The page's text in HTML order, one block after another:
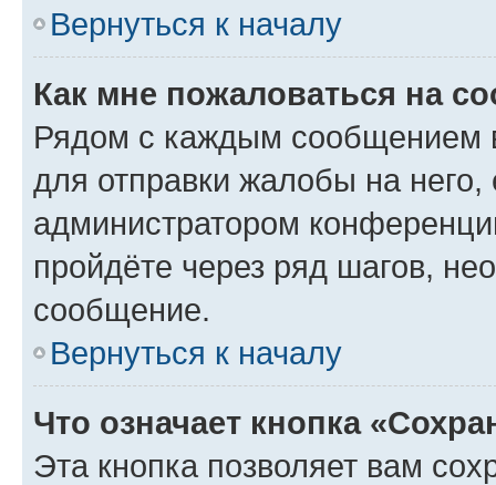
Вернуться к началу
Как мне пожаловаться на
Рядом с каждым сообщением
для отправки жалобы на
администратором
пройдёте через ряд шагов,
сообщение.
Вернуться к началу
Что означает кнопка
Эта кнопка позволяет вам